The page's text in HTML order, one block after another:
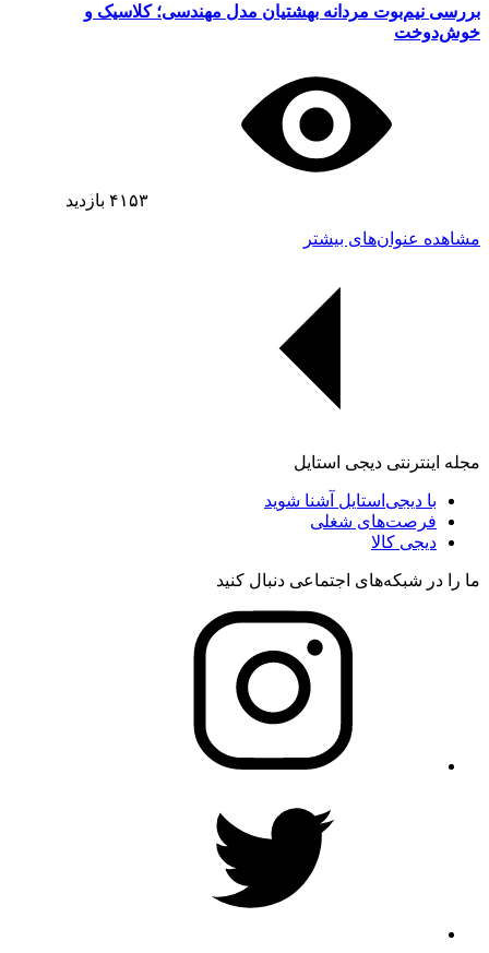
بررسی نیم‌بوت مردانه بهشتیان مدل مهندسی؛ کلاسیک و
خوش‌دوخت
۴۱۵۳ بازدید
مشاهده عنوان‌های بیشتر
مجله اینترنتی دیجی استایل
با دیجی‌استایل آشنا شوید
فرصت‌های شغلی
دیجی کالا
ما را در شبکه‌های اجتماعی دنبال کنید